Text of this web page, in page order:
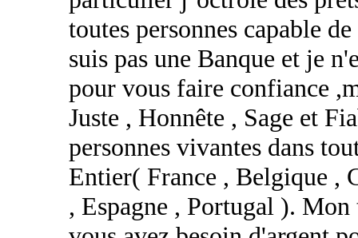
toutes personnes capable
suis pas une Banque et je
pour vous faire confiance
Juste , Honnête , Sage et
personnes vivantes dans
Entier( France , Belgique ,
, Espagne , Portugal ).